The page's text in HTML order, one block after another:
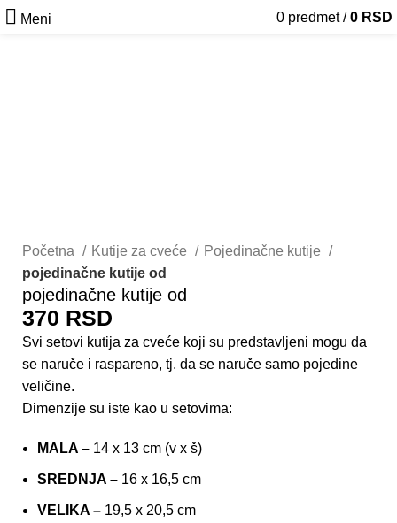
Meni 0 predmet / 0 RSD
Početna Kutije za cveće
Pojedinačne kutije
pojedinačne kutije od
pojedinačne kutije od
370 RSD
Svi setovi kutija za cveće koji su predstavljeni mogu da
se naruče i raspareno, tj. da se naruče samo pojedine
veličine.
Dimenzije su iste kao u setovima:
MALA – 14 x 13 cm (v x š)
SREDNJA – 16 x 16,5 cm
VELIKA – 19,5 x 20,5 cm